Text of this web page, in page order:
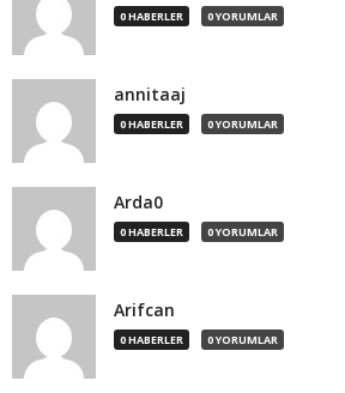
0 HABERLER 0 YORUMLAR
annitaaj
0 HABERLER 0 YORUMLAR
Arda0
0 HABERLER 0 YORUMLAR
Arifcan
0 HABERLER 0 YORUMLAR